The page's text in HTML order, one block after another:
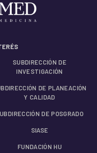
SUBDIRECCIÓN DE
INVESTIGACIÓN
DE PLANEACIÓN
Y CALIDAD
DE POSGRADO
SIASE
FUNDACIÓN HU